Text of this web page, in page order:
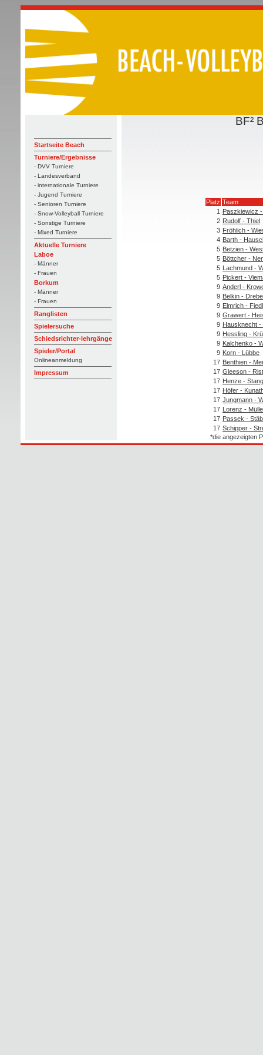
Startseite Beach
Turniere/Ergebnisse
- DVV Turniere
- Landesverband
- internationale Turniere
- Jugend Turniere
- Senioren Turniere
- Snow-Volleyball Turniere
- Sonstige Turniere
- Mixed Turniere
Aktuelle Turniere
Laboe
- Männer
- Frauen
Borkum
- Männer
- Frauen
Ranglisten
Spielersuche
Schiedsrichter-lehrgänge
Spieler/Portal
Onlineanmeldung
Impressum
BF²
Platz Team
1 Paszkiewicz
2 Rudolf - Thiel
3 Fröhlich -
4 Barth -
5 Betzien -
5 Böttcher -
5 Lachmund -
5 Pickert -
9 Anderl -
9 Belkin -
9 Elmrich -
9 Grawert -
9 Hausknecht -
9 Hessling -
9 Kalchenko -
9 Korn - Lübbe
17 Benthien -
17 Gleeson -
17 Henze -
17 Höfer -
17 Jungmann -
17 Lorenz -
17 Passek -
17 Schipper -
*die angezeigten